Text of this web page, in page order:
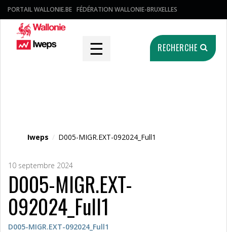
PORTAIL WALLONIE.BE FÉDÉRATION WALLONIE-BRUXELLES
☰ RECHERCHE
Iweps / D005-MIGR.EXT-092024_Full1
10 septembre 2024
D005-MIGR.EXT-
092024_Full1
D005-MIGR.EXT-092024_Full1